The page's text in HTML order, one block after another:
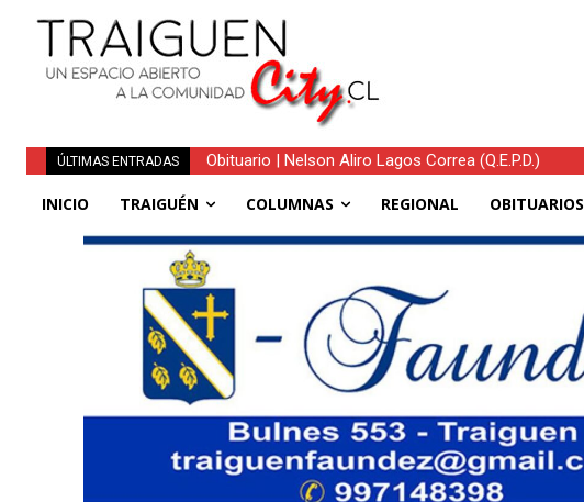
ÚLTIMAS ENTRADAS Obituario | Nelson Aliro Lagos Correa (Q.E.P.D.)
INICIO TRAIGUÉN COLUMNAS REGIONAL OBITUARIOS